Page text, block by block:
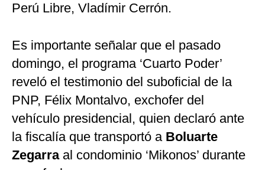
Perú Libre, Vladímir Cerrón.
Es importante señalar que el pasado
domingo, el programa ‘Cuarto Poder’
reveló el testimonio del suboficial de la
PNP, Félix Montalvo, exchofer del
vehículo presidencial, quien declaró ante
la fiscalía que transportó a Boluarte
Zegarra al condominio ‘Mikonos’ durante